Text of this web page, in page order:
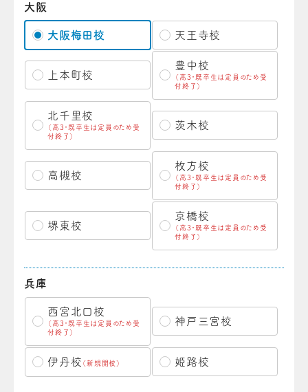
大阪
大阪梅田校 天王寺校
上本町校
豊中校
（高3・既卒生は定員のため受
付終了）
北千里校
（高3・既卒生は定員のため受
付終了）
茨木校
高槻校
枚方校
（高3・既卒生は定員のため受
付終了）
堺東校
京橋校
（高3・既卒生は定員のため受
付終了）
兵庫
西宮北口校
（高3・既卒生は定員のため受
付終了）
神戸三宮校
伊丹校 （新規開校） 姫路校